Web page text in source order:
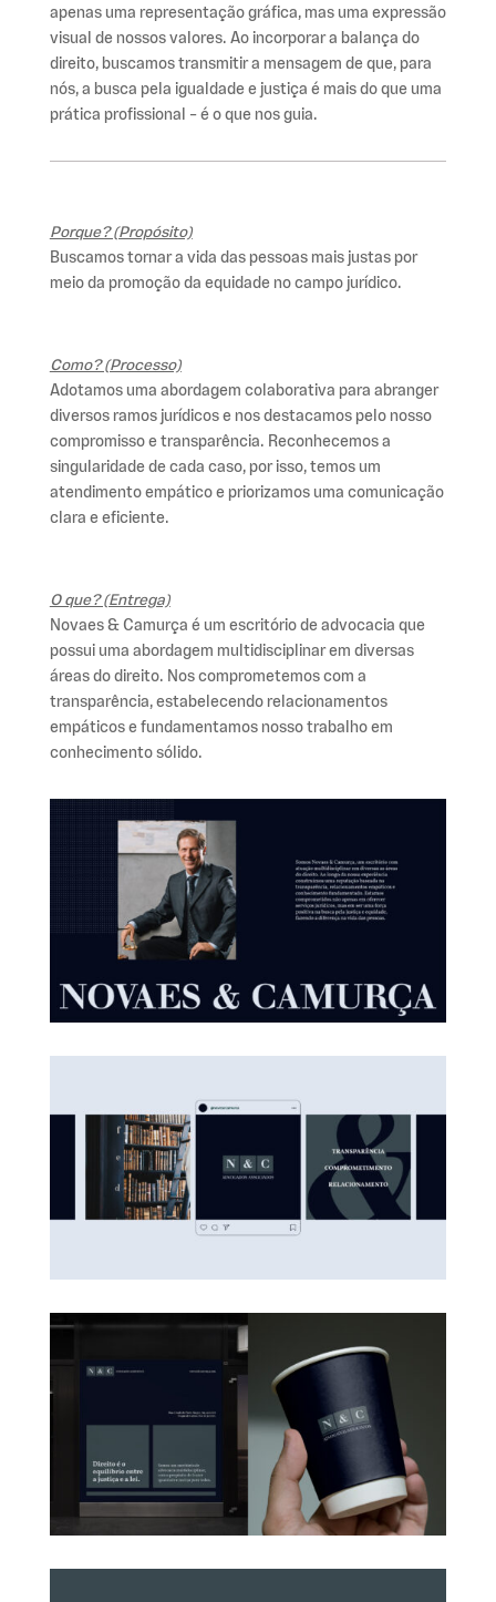
apenas uma representação gráfica, mas uma expressão
visual de nossos valores. Ao incorporar a balança do
direito, buscamos transmitir a mensagem de que, para
nós, a busca pela igualdade e justiça é mais do que uma
prática profissional – é o que nos guia.
Porque? (Propósito)
Buscamos tornar a vida das pessoas mais justas por
meio da promoção da equidade no campo jurídico.
Como? (Processo)
Adotamos uma abordagem colaborativa para abranger
diversos ramos jurídicos e nos destacamos pelo nosso
compromisso e transparência. Reconhecemos a
singularidade de cada caso, por isso, temos um
atendimento empático e priorizamos uma comunicação
clara e eficiente.
O que? (Entrega)
Novaes & Camurça é um escritório de advocacia que
possui uma abordagem multidisciplinar em diversas
áreas do direito. Nos comprometemos com a
transparência, estabelecendo relacionamentos
empáticos e fundamentamos nosso trabalho em
conhecimento sólido.